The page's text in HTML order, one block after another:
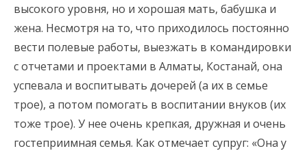
высокого уровня, но и хорошая мать, бабушка и
жена. Несмотря на то, что приходилось постоянно
вести полевые работы, выезжать в командировки
с отчетами и проектами в Алматы, Костанай, она
успевала и воспитывать дочерей (а их в семье
трое), а потом помогать в воспитании внуков (их
тоже трое). У нее очень крепкая, дружная и очень
гостеприимная семья. Как отмечает супруг: «Она у